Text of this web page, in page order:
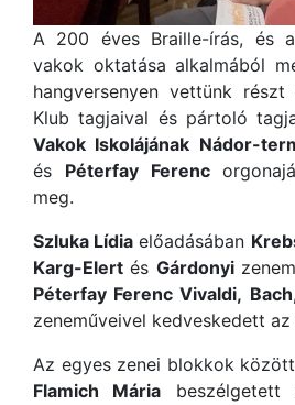
A 200 éves Braille-írás, és
vakok oktatása alkalmából
hangversenyen vettünk
Klub tagjaival és pártoló
Vakok Iskolájának Nádor-
és Péterfay Ferenc
meg.
Szluka Lídia előadásában
Karg-Elert és Gárdonyi
Péterfay Ferenc Vivaldi,
zeneműveivel kedveskedett
Az egyes zenei blokkok
Flamich Mária beszélgetett